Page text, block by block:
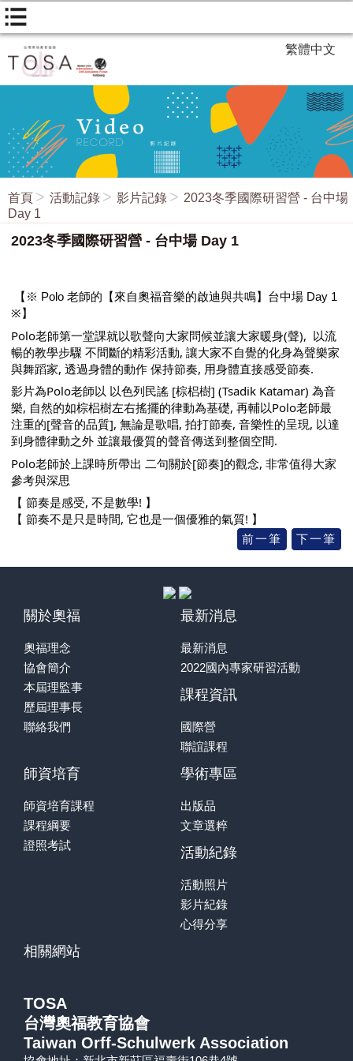
繁體中文
首頁 活動記錄 影片記錄
2023冬季國際研習營 - 台中場
Day 1
2023冬季國際研習營 - 台中場 Day 1
【※ Polo 老師的【來自奧福音樂的啟迪與共鳴】台中場 Day 1
※】
Polo老師第一堂課就以歌聲向大家問候並讓大家暖身(聲),  以流
暢的教學步驟 不間斷的精彩活動, 讓大家不自覺的化身為聲樂家
與舞蹈家, 透過身體的動作 保持節奏, 用身體直接感受節奏.
影片為Polo老師以 以色列民謠 [棕梠樹] (Tsadik Katamar) 為音
樂, 自然的如棕梠樹左右搖擺的律動為基礎, 再輔以Polo老師最
注重的[聲音的品質], 無論是歌唱, 拍打節奏, 音樂性的呈現, 以達
到身體律動之外 並讓最優質的聲音傳送到整個空間.
Polo老師於上課時所帶出 二句關於[節奏]的觀念, 非常值得大家
參考與深思
【 節奏是感受, 不是數學! 】
【 節奏不是只是時間, 它也是一個優雅的氣質! 】
關於奧福
奧福理念
協會簡介
本屆理監事
歷屆理事長
聯絡我們
最新消息
最新消息
2022國內專家研習活動
課程資訊
國際營
聯誼課程
師資培育
師資培育課程
課程綱要
證照考試
學術專區
出版品
文章選粹
活動紀錄
活動照片
影片紀錄
心得分享
相關網站
TOSA
台灣奧福教育協會
Taiwan Orff-Schulwerk Association